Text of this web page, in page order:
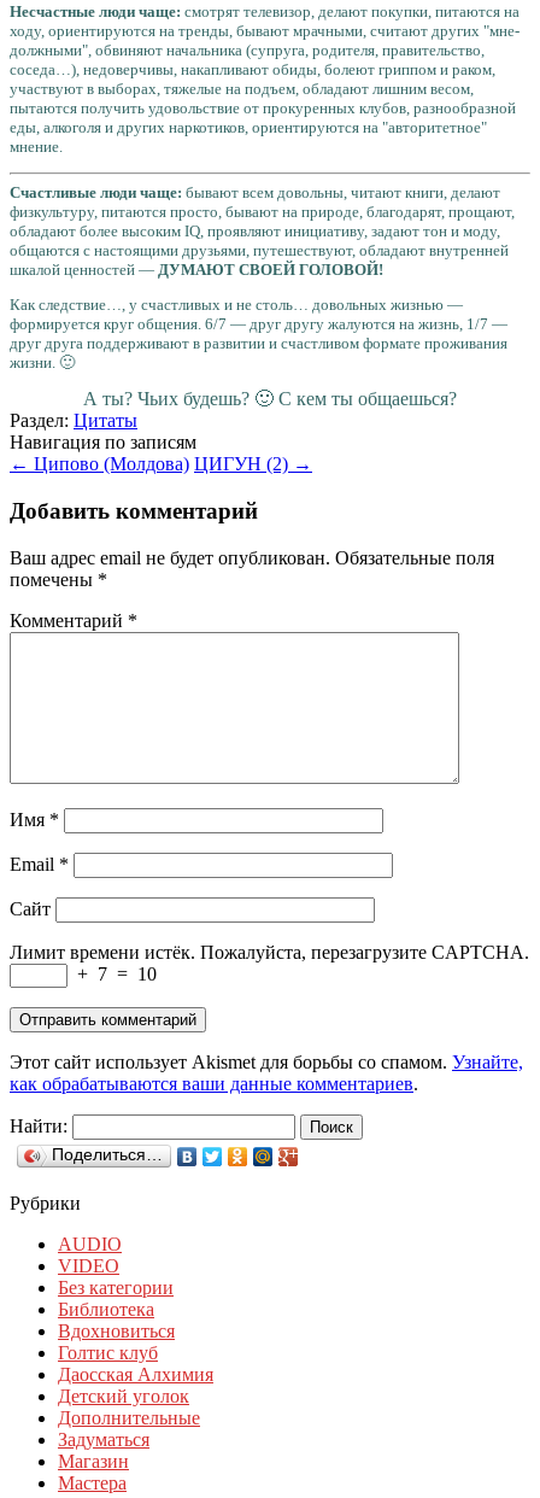
Несчастные люди чаще: смотрят телевизор, делают покупки, питаются на
ходу, ориентируются на тренды, бывают мрачными, считают других "мне-
должными", обвиняют начальника (супруга, родителя, правительство,
соседа…), недоверчивы, накапливают обиды, болеют гриппом и раком,
участвуют в выборах, тяжелые на подъем, обладают лишним весом,
пытаются получить удовольствие от прокуренных клубов, разнообразной
еды, алкоголя и других наркотиков, ориентируются на "авторитетное"
мнение.
Счастливые люди чаще: бывают всем довольны, читают книги, делают
физкультуру, питаются просто, бывают на природе, благодарят, прощают,
обладают более высоким IQ, проявляют инициативу, задают тон и моду,
общаются с настоящими друзьями, путешествуют, обладают внутренней
шкалой ценностей — ДУМАЮТ СВОЕЙ ГОЛОВОЙ!
Как следствие…, у счастливых и не столь… довольных жизнью —
формируется круг общения. 6/7 — друг другу жалуются на жизнь, 1/7 —
друг друга поддерживают в развитии и счастливом формате проживания
жизни. 🙂
А ты? Чьих будешь? 🙂 С кем ты общаешься?
Раздел: Цитаты
Навигация по записям
← Ципово (Молдова) ЦИГУН (2) →
Добавить комментарий
Ваш адрес email не будет опубликован. Обязательные поля
помечены *
Комментарий *
Имя *
Email *
Сайт
Лимит времени истёк. Пожалуйста, перезагрузите CAPTCHA.
+ 7 = 10
Этот сайт использует Akismet для борьбы со спамом. Узнайте,
как обрабатываются ваши данные комментариев.
Найти:
Поделиться…
Рубрики
AUDIO
VIDEO
Без категории
Библиотека
Вдохновиться
Голтис клуб
Даосская Алхимия
Детский уголок
Дополнительные
Задуматься
Магазин
Мастера